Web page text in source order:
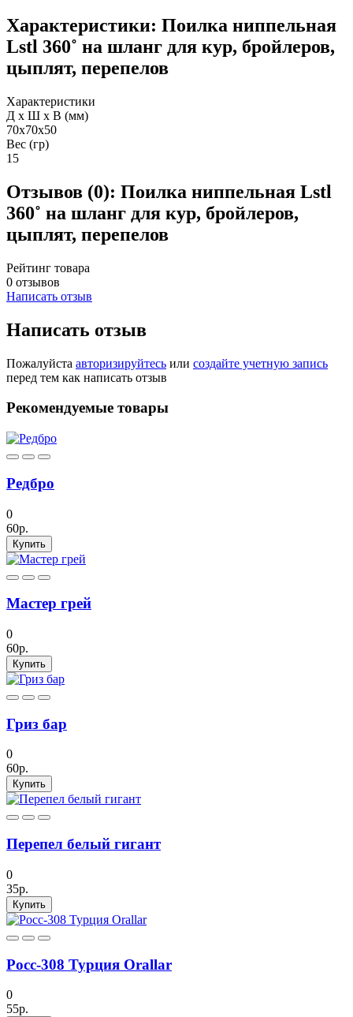
Характеристики: Поилка ниппельная
Lstl 360˚ на шланг для кур, бройлеров,
цыплят, перепелов
Характеристики
Д х Ш х В (мм)
70х70х50
Вес (гр)
15
Отзывов (0): Поилка ниппельная Lstl
360˚ на шланг для кур, бройлеров,
цыплят, перепелов
Рейтинг товара
0 отзывов
Написать отзыв
Написать отзыв
Пожалуйста авторизируйтесь или создайте учетную запись
перед тем как написать отзыв
Рекомендуемые товары
Редбро
0
60р.
Купить
Мастер грей
0
60р.
Купить
Гриз бар
0
60р.
Купить
Перепел белый гигант
0
35р.
Купить
Росс-308 Турция Orallar
0
55р.